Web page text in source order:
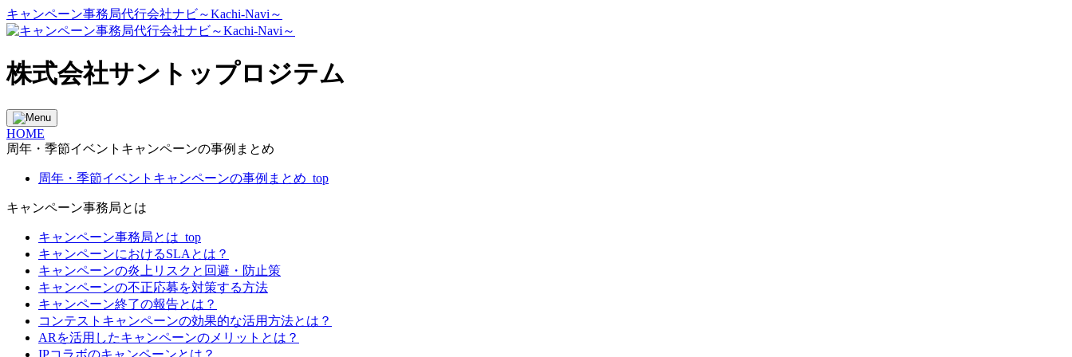
キャンペーン事務局代行会社ナビ～Kachi-Navi～
株式会社サントップロジテム
HOME
周年・季節イベントキャンペーンの事例まとめ
周年・季節イベントキャンペーンの事例まとめ_top
キャンペーン事務局とは
キャンペーン事務局とは_top
キャンペーンにおけるSLAとは？
キャンペーンの炎上リスクと回避・防止策
キャンペーンの不正応募を対策する方法
キャンペーン終了の報告とは？
コンテストキャンペーンの効果的な活用方法とは？
ARを活用したキャンペーンのメリットとは？
IPコラボのキャンペーンとは？